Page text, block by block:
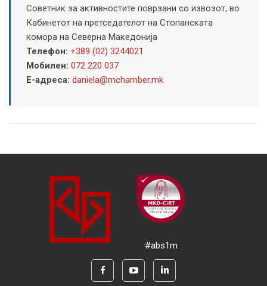
Советник за активностите поврзани со извозот, во
Кабинетот на претседателот на Стопанската
комора на Северна Македонија
Телефон: +389 (02) 3244021
Мобилен: 072 220 037
Е-адреса: daniela@mchamber.mk
#abs1m